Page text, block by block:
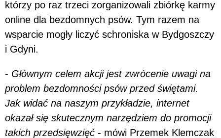
którzy po raz trzeci zorganizowali zbiórkę karmy
online dla bezdomnych psów. Tym razem na
wsparcie mogły liczyć schroniska w Bydgoszczy
i Gdyni.
- Głównym celem akcji jest zwrócenie uwagi na
problem bezdomności psów przed świętami.
Jak widać na naszym przykładzie, internet
okazał się skutecznym narzędziem do promocji
takich przedsięwzięć - mówi Przemek Klemczak